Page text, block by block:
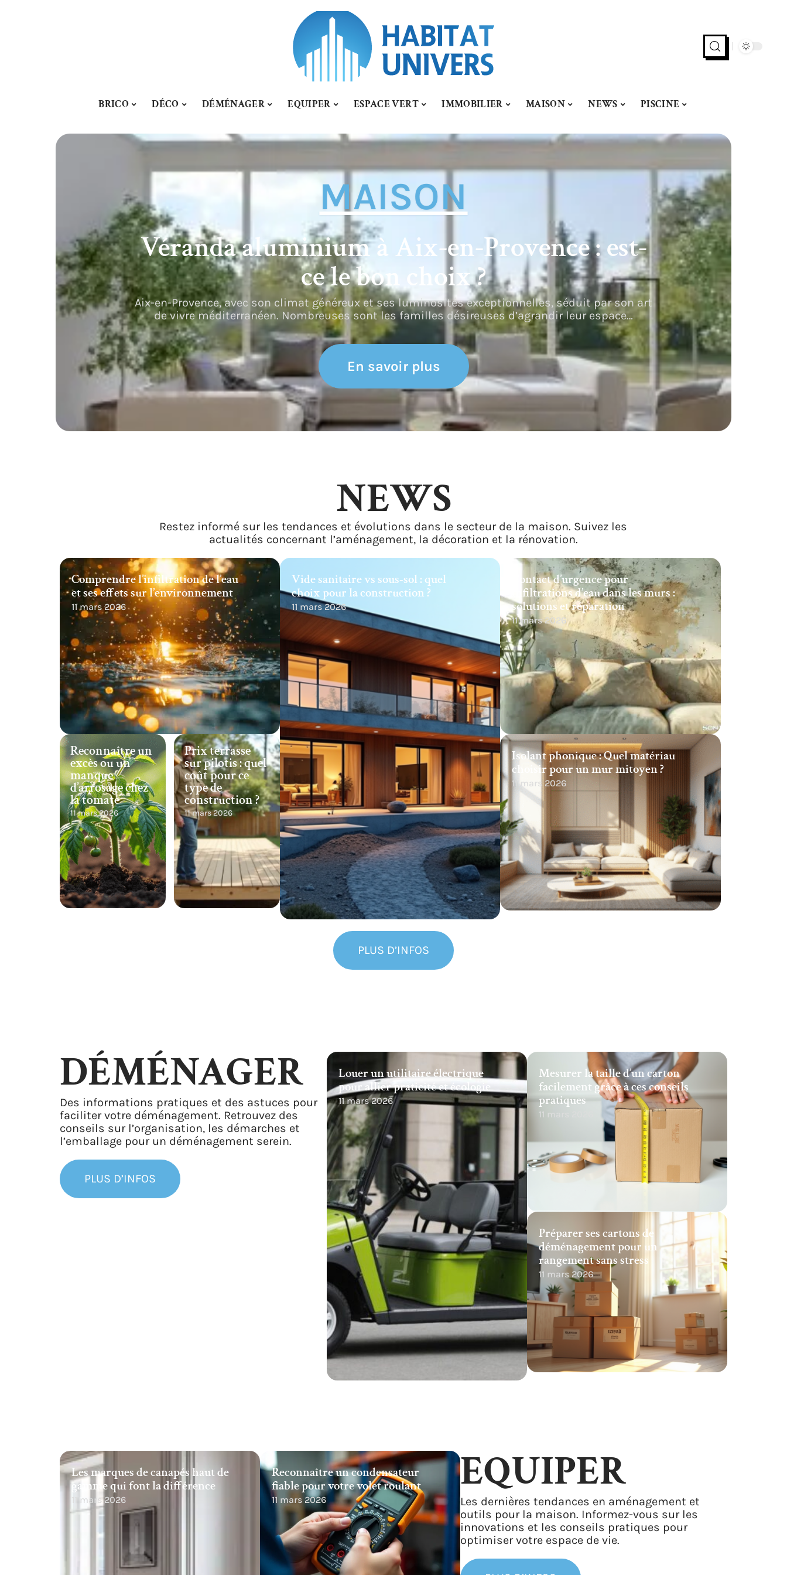
BRICO DÉCO DÉMÉNAGER EQUIPER ESPACE VERT IMMOBILIER MAISON NEWS PISCINE
MAISON
Véranda aluminium à Aix-en-Provence : est-
ce le bon choix ?
Aix-en-Provence, avec son climat généreux et ses luminosités exceptionnelles, séduit par son art
de vivre méditerranéen. Nombreuses sont les familles désireuses d’agrandir leur espace…
En savoir plus
NEWS
Restez informé sur les tendances et évolutions dans le secteur de la maison. Suivez les
actualités concernant l’aménagement, la décoration et la rénovation.
Comprendre l’infiltration de l’eau
et ses effets sur l’environnement
11 mars 2026
Reconnaître un
excès ou un
manque
d’arrosage chez
la tomate
11 mars 2026
Prix terrasse
sur pilotis : quel
coût pour ce
type de
construction ?
11 mars 2026
Vide sanitaire vs sous-sol : quel
choix pour la construction ?
11 mars 2026
Contact d’urgence pour
infiltrations d’eau dans les murs :
solutions et réparation
11 mars 2026
Isolant phonique : Quel matériau
choisir pour un mur mitoyen ?
11 mars 2026
PLUS D’INFOS
DÉMÉNAGER
Des informations pratiques et des astuces pour
faciliter votre déménagement. Retrouvez des
conseils sur l’organisation, les démarches et
l’emballage pour un déménagement serein.
PLUS D’INFOS
Louer un utilitaire électrique
pour allier praticité et écologie
11 mars 2026
Mesurer la taille d’un carton
facilement grâce à ces conseils
pratiques
11 mars 2026
Préparer ses cartons de
déménagement pour un
rangement sans stress
11 mars 2026
Les marques de canapés haut de
gamme qui font la différence
11 mars 2026
Reconnaître un condensateur
fiable pour votre volet roulant
11 mars 2026
EQUIPER
Les dernières tendances en aménagement et
outils pour la maison. Informez-vous sur les
innovations et les conseils pratiques pour
optimiser votre espace de vie.